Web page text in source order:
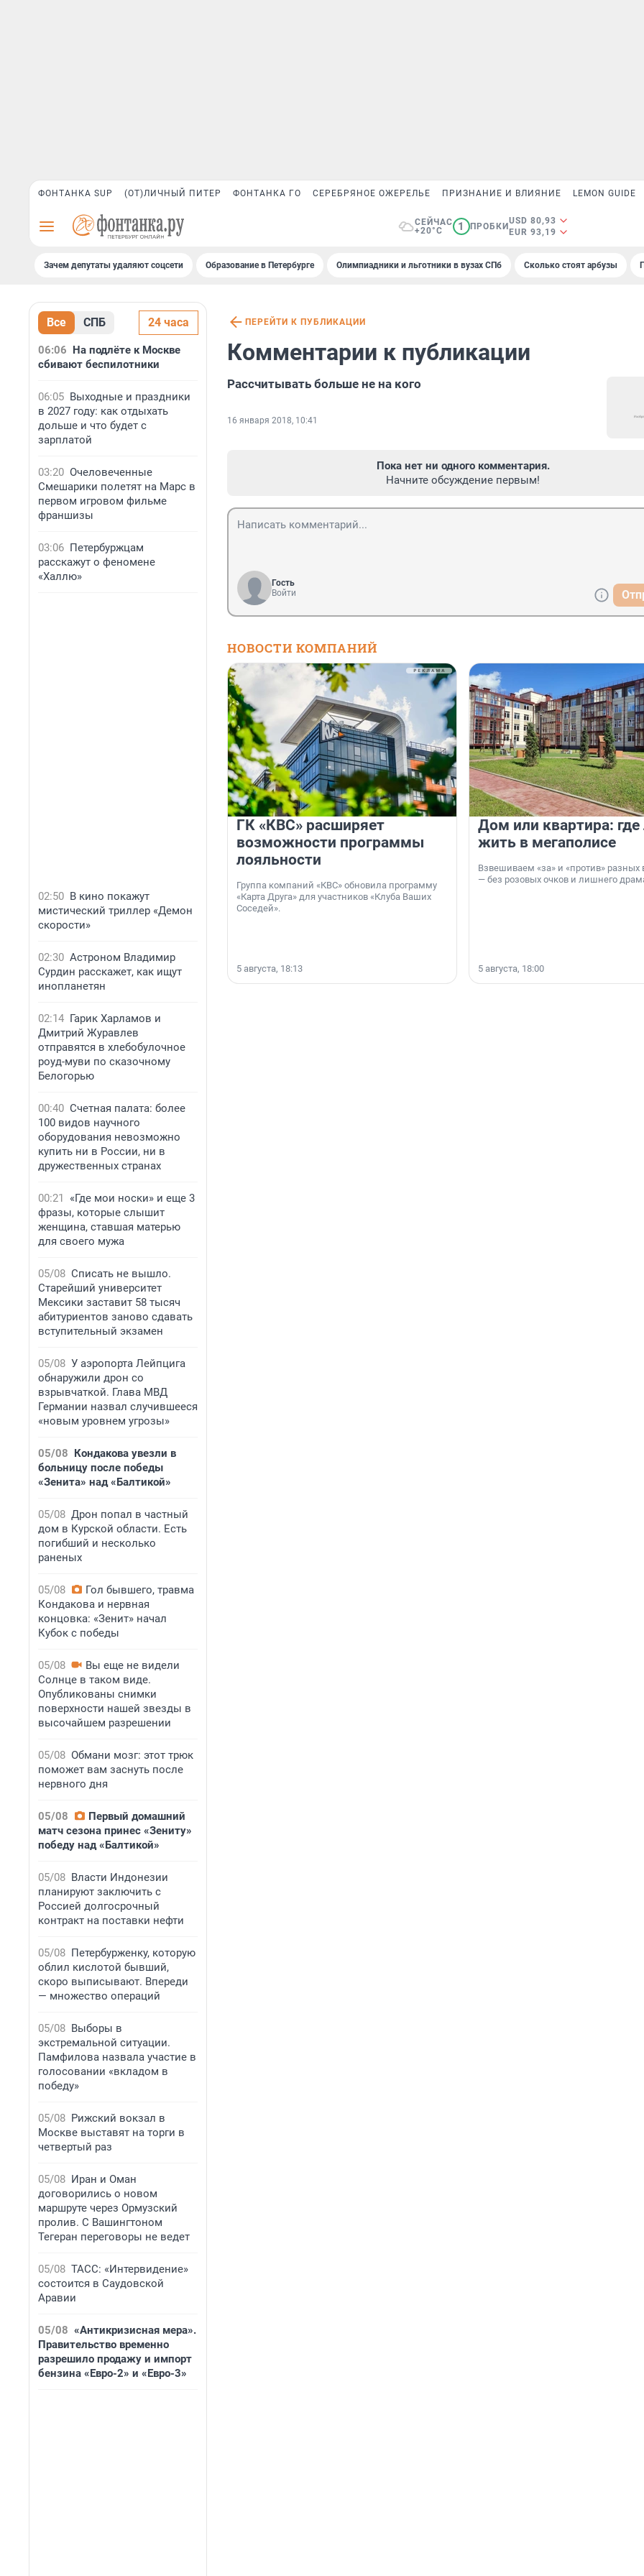
ФОНТАНКА SUP (ОТ)ЛИЧНЫЙ ПИТЕР ФОНТАНКА ГО СЕРЕБРЯНОЕ ОЖЕРЕЛЬЕ ПРИЗНАНИЕ И ВЛИЯНИЕ LEMON GUIDE
СЕЙЧАС
+20°C
1 ПРОБКИ
USD 80,93
EUR 93,19
Зачем депутаты удаляют соцсети Образование в Петербурге Олимпиадники и льготники в вузах СПб Сколько стоят арбузы
Все СПБ 24 часа
06:06 На подлёте к Москве
сбивают беспилотники
06:05 Выходные и праздники
в 2027 году: как отдыхать
дольше и что будет с
зарплатой
03:20 Очеловеченные
Смешарики полетят на Марс в
первом игровом фильме
франшизы
03:06 Петербуржцам
расскажут о феномене
«Халлю»
02:50 В кино покажут
мистический триллер «Демон
скорости»
02:30 Астроном Владимир
Сурдин расскажет, как ищут
инопланетян
02:14 Гарик Харламов и
Дмитрий Журавлев
отправятся в хлебобулочное
роуд-муви по сказочному
Белогорью
00:40 Счетная палата: более
100 видов научного
оборудования невозможно
купить ни в России, ни в
дружественных странах
00:21
«Где мои носки» и еще 3
фразы, которые слышит
женщина, ставшая матерью
для своего мужа
05/08 Списать не вышло.
Старейший университет
Мексики заставит 58 тысяч
абитуриентов заново сдавать
вступительный экзамен
05/08 У аэропорта Лейпцига
обнаружили дрон со
взрывчаткой. Глава МВД
Германии назвал случившееся
«новым уровнем угрозы»
05/08 Кондакова увезли в
больницу после победы
«Зенита» над «Балтикой»
05/08 Дрон попал в частный
дом в Курской области. Есть
погибший и несколько
раненых
05/08
Гол бывшего, травма
Кондакова и нервная
концовка: «Зенит» начал
Кубок с победы
05/08
Вы еще не видели
Солнце в таком виде.
Опубликованы снимки
поверхности нашей звезды в
высочайшем разрешении
05/08 Обмани мозг: этот трюк
поможет вам заснуть после
нервного дня
05/08
Первый домашний
матч сезона принес «Зениту»
победу над «Балтикой»
05/08 Власти Индонезии
планируют заключить с
Россией долгосрочный
контракт на поставки нефти
05/08 Петербурженку, которую
облил кислотой бывший,
скоро выписывают. Впереди
— множество операций
05/08 Выборы в
экстремальной ситуации.
Памфилова назвала участие в
голосовании «вкладом в
победу»
05/08 Рижский вокзал в
Москве выставят на торги в
четвертый раз
05/08 Иран и Оман
договорились о новом
маршруте через Ормузский
пролив. С Вашингтоном
Тегеран переговоры не ведет
05/08 ТАСС: «Интервидение»
состоится в Саудовской
Аравии
05/08 «Антикризисная мера».
Правительство временно
разрешило продажу и импорт
бензина «Евро-2» и «Евро-3»
ПЕРЕЙТИ К ПУБЛИКАЦИИ
Комментарии к публикации
Рассчитывать больше не на кого
16 января 2018, 10:41
Пока нет ни одного комментария.
Начните обсуждение первым!
Гость
Войти
НОВОСТИ КОМПАНИЙ
ГК «КВС» расширяет
возможности программы
лояльности
Группа компаний «КВС» обновила программу
«Карта Друга» для участников «Клуба Ваших
Соседей».
5 августа, 18:13
Дом или квартира:
жить в мегаполисе
Взвешиваем «за» и «против» разных
— без розовых очков и лишнего
5 августа, 18:00